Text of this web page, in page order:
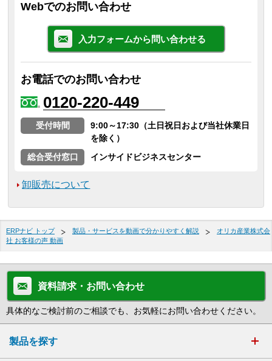
Webでのお問い合わせ
入力フォームから問い合わせる
お電話でのお問い合わせ
0120-220-449
受付時間
9:00～17:30（土日祝日および当社休業日
を除く）
総合受付窓口
インサイドビジネスセンター
卸販売について
ERPナビ トップ 製品・サービスを動画で分かりやすく解説
オリカ産業株式会
社 お客様の声 動画
資料請求・お問い合わせ
具体的なご検討前のご相談でも、お気軽にお問い合わせください。
製品を探す